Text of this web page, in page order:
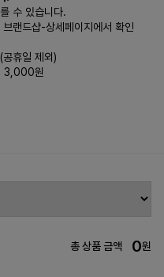
수 있습니다.
랜드샵-상세페이지에서 확인
휴일 제외)
3,000원
총 상품 금액 0원